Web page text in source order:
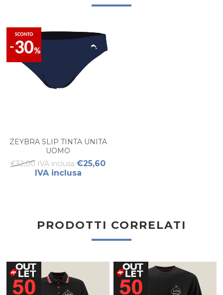
ZEYBRA SLIP TINTA UNITA
UOMO
€32,00 IVA inclusa €25,60
IVA inclusa
PRODOTTI CORRELATI